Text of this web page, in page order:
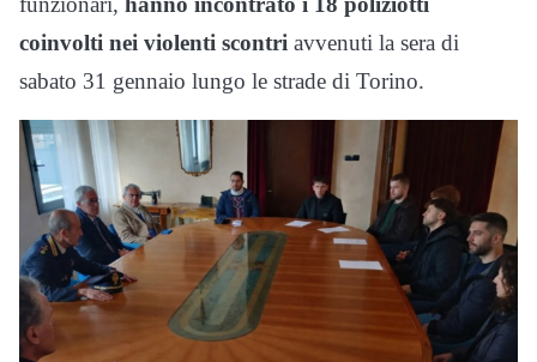
coinvolti nei violenti scontri avvenuti la sera di
sabato 31 gennaio lungo le strade di Torino.